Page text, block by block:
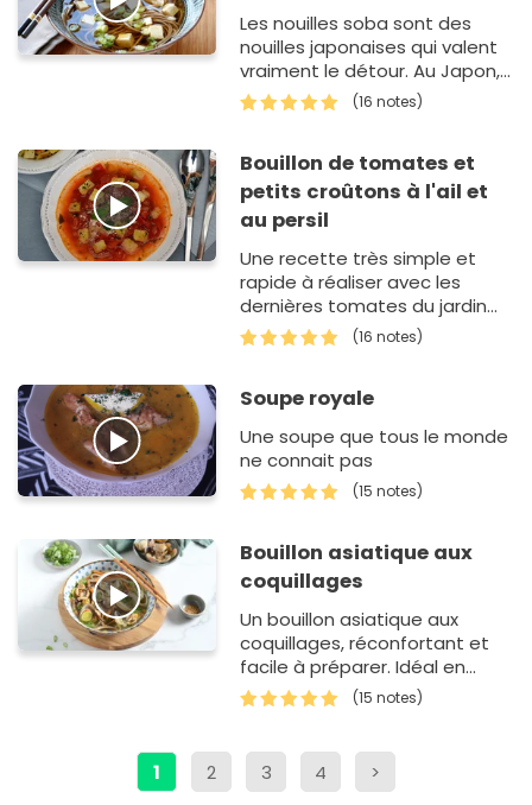
Les nouilles soba sont des
nouilles japonaises qui valent
vraiment le détour. Au Japon,
en hiver, elles se mangent
dans un bouillon. A tester,
(16 notes)
Bouillon de tomates et
petits croûtons à l'ail et
au persil
Une recette très simple et
rapide à réaliser avec les
dernières tomates du jardin
(ou pas) ... Si vous préférez
mixer le tout, c'est très bon
(16 notes)
Soupe royale
Une soupe que tous le monde
ne connait pas
(15 notes)
Bouillon asiatique aux
coquillages
Un bouillon asiatique aux
coquillages, réconfortant et
facile à préparer. Idéal en
entrée ou comme plat léger,
pour se r&e…
(15 notes)
1 2 3 4 >